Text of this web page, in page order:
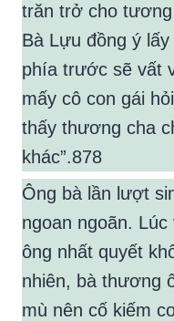
trăn trở cho tương
Bà Lựu đồng ý
phía trước sẽ vất
mấy cô con gái
thấy thương cha
khác”.878
Ông bà lần lượt
ngoan ngoãn.
ông nhất quyết
nhiên, bà thương
mù nên cố kiếm